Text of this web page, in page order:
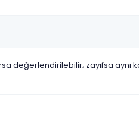
değerlendirilebilir; zayıfsa